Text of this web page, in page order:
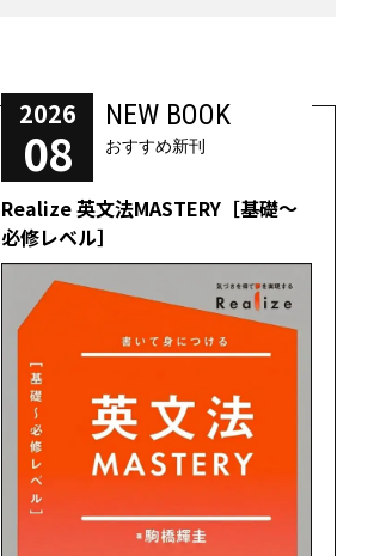
2026
08
NEW BOOK
おすすめ新刊
Realize 英文法MASTERY［基礎～
必修レベル］